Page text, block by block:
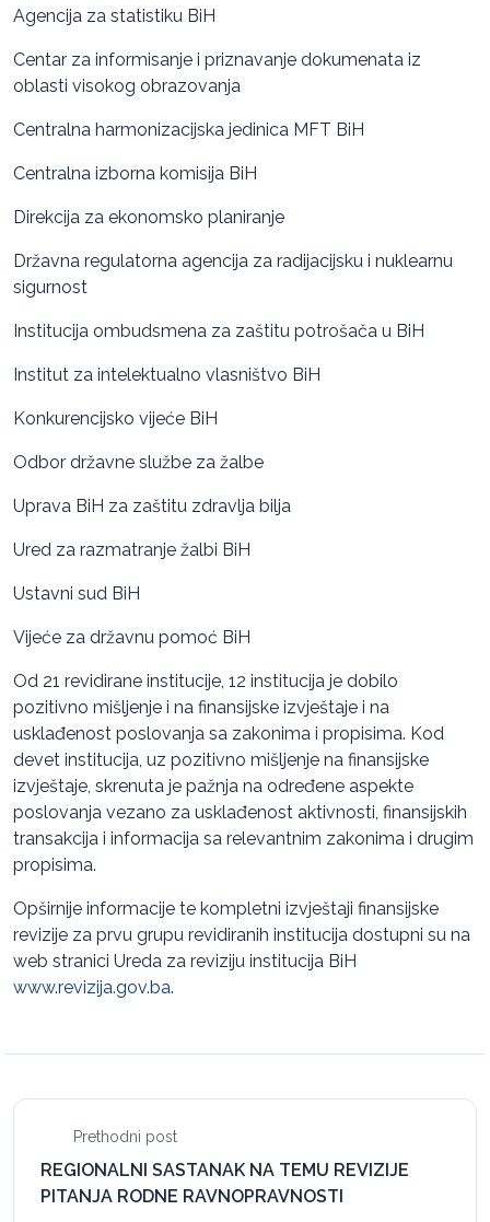
Agencija za statistiku BiH
Centar za informisanje i priznavanje dokumenata iz
oblasti visokog obrazovanja
Centralna harmonizacijska jedinica MFT BiH
Centralna izborna komisija BiH
Direkcija za ekonomsko planiranje
Državna regulatorna agencija za radijacijsku i nuklearnu
sigurnost
Institucija ombudsmena za zaštitu potrošača u BiH
Institut za intelektualno vlasništvo BiH
Konkurencijsko vijeće BiH
Odbor državne službe za žalbe
Uprava BiH za zaštitu zdravlja bilja
Ured za razmatranje žalbi BiH
Ustavni sud BiH
Vijeće za državnu pomoć BiH
Od 21 revidirane institucije, 12 institucija je dobilo
pozitivno mišljenje i na finansijske izvještaje i na
usklađenost poslovanja sa zakonima i propisima. Kod
devet institucija, uz pozitivno mišljenje na finansijske
izvještaje, skrenuta je pažnja na određene aspekte
poslovanja vezano za usklađenost aktivnosti, finansijskih
transakcija i informacija sa relevantnim zakonima i drugim
propisima.
Opširnije informacije te kompletni izvještaji finansijske
revizije za prvu grupu revidiranih institucija dostupni su na
web stranici Ureda za reviziju institucija BiH
www.revizija.gov.ba.
Prethodni post
REGIONALNI SASTANAK NA TEMU REVIZIJE
PITANJA RODNE RAVNOPRAVNOSTI